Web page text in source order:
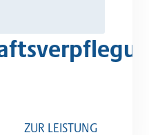
ZUR LEISTUNG